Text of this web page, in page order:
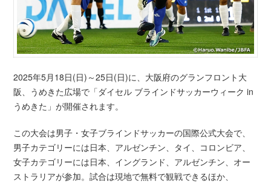
2025年5月18日(日)～25日(日)に、大阪府のグランフロント大
阪、うめきた広場で「ダイセル ブラインドサッカーウィーク in
うめきた」が開催されます。
この大会は男子・女子ブラインドサッカーの国際公式大会で、
男子カテゴリーには日本、アルゼンチン、タイ、コロンビア、
女子カテゴリーには日本、イングランド、アルゼンチン、オー
ストラリアが参加。試合は現地で無料で観戦できるほか、